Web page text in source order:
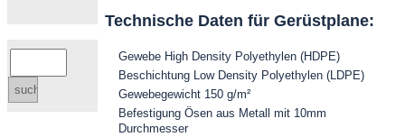
Technische Daten für Gerüstplane:
Gewebe High Density Polyethylen (HDPE)
Beschichtung Low Density Polyethylen (LDPE)
Gewebegewicht 150 g/m²
Befestigung Ösen aus Metall mit 10mm
Durchmesser